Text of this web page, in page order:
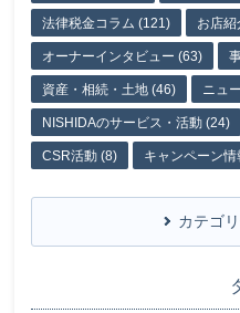
法律税金コラム (121) お店
オーナーインタビュー (63)
資産・相続・土地 (46) ニュ
NISHIDAのサービス・活動 (24)
CSR活動 (8) キャンペーン情
カテゴ